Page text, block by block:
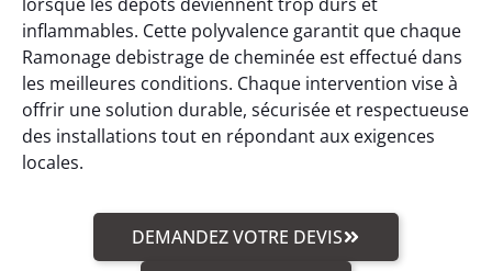
inflammables. Cette polyvalence garantit que chaque
Ramonage debistrage de cheminée est effectué dans
les meilleures conditions. Chaque intervention vise à
offrir une solution durable, sécurisée et respectueuse
des installations tout en répondant aux exigences
locales.
DEMANDEZ VOTRE DEVIS